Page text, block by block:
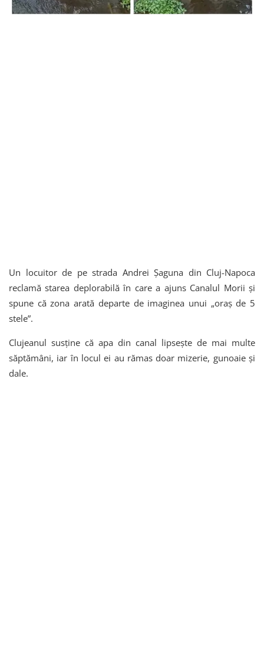
Un locuitor de pe strada Andrei Șaguna din Cluj-Napoca
reclamă starea deplorabilă în care a ajuns Canalul Morii și
spune că zona arată departe de imaginea unui „oraș de 5
stele”.
Clujeanul susține că apa din canal lipsește de mai multe
săptămâni, iar în locul ei au rămas doar mizerie, gunoaie și
dale.